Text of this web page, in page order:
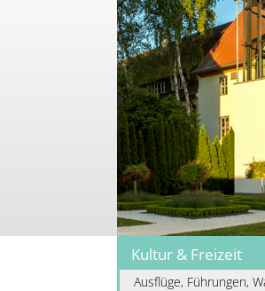
Kultur & Freizeit
Ausflüge, Führungen,